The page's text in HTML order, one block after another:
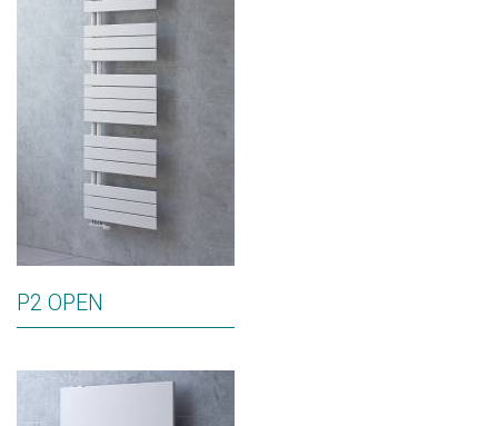
P2 OPEN